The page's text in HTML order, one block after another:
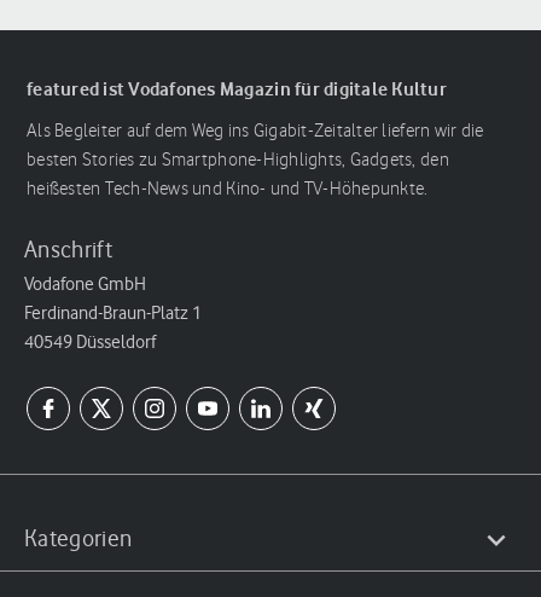
featured ist Vodafones Magazin für digitale Kultur
Als Begleiter auf dem Weg ins Gigabit-Zeitalter liefern wir die
besten Stories zu Smartphone-Highlights, Gadgets, den
heißesten Tech-News und Kino- und TV-Höhepunkte.
Anschrift
Vodafone GmbH
Ferdinand-Braun-Platz 1
40549 Düsseldorf
Kategorien